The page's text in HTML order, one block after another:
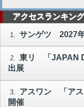
アクセスランキング
1. サンゲツ 2027
2. 東リ 「JAPAN
出展
3.
アスワン 「アス
開催